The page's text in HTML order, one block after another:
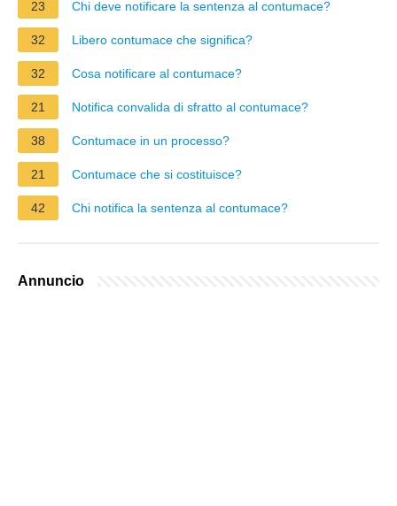
23 Chi deve notificare la sentenza al contumace?
32 Libero contumace che significa?
32 Cosa notificare al contumace?
21 Notifica convalida di sfratto al contumace?
38 Contumace in un processo?
21 Contumace che si costituisce?
42 Chi notifica la sentenza al contumace?
Annuncio